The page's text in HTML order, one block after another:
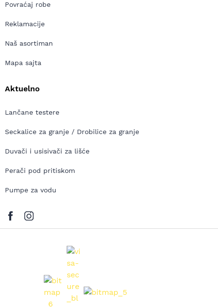
Povraćaj robe
Reklamacije
Naš asortiman
Mapa sajta
Aktuelno
Lančane testere
Seckalice za granje / Drobilice za granje
Duvači i usisivači za lišće
Perači pod pritiskom
Pumpe za vodu